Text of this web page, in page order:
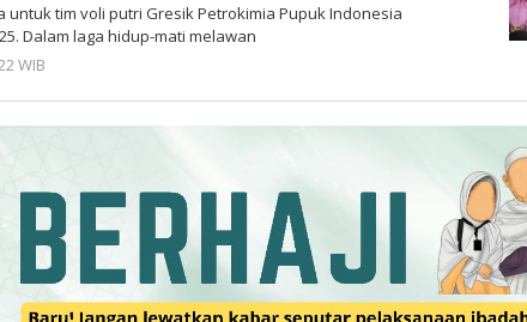
tim voli putri Gresik Petrokimia Pupuk Indonesia
Dalam laga hidup-mati melawan
WIB